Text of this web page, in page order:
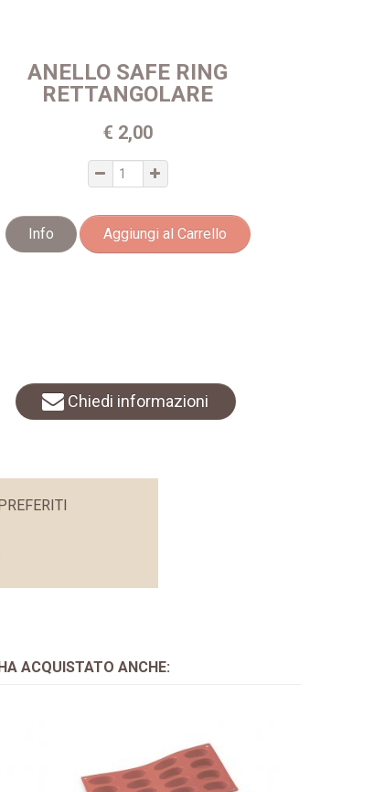
ANELLO SAFE RING
RETTANGOLARE
€ 2,00
Info Aggiungi al Carrello
Chiedi informazioni
ACQUISTATO ANCHE: